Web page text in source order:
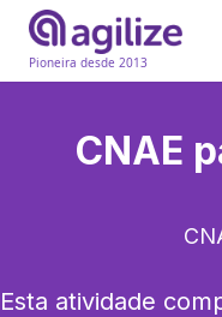
Pioneira desde 2013
CNAE
Esta atividade